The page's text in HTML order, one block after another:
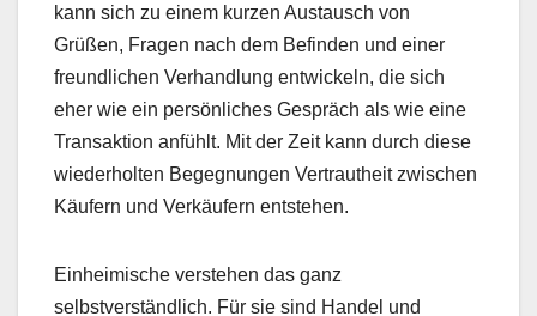
kann sich zu einem kurzen Austausch von
Grüßen, Fragen nach dem Befinden und einer
freundlichen Verhandlung entwickeln, die sich
eher wie ein persönliches Gespräch als wie eine
Transaktion anfühlt. Mit der Zeit kann durch diese
wiederholten Begegnungen Vertrautheit zwischen
Käufern und Verkäufern entstehen.
Einheimische verstehen das ganz
selbstverständlich. Für sie sind Handel und